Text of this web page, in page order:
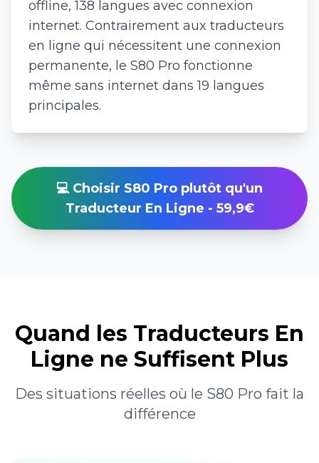
offline, 138 langues avec connexion
internet. Contrairement aux traducteurs
en ligne qui nécessitent une connexion
permanente, le S80 Pro fonctionne
même sans internet dans 19 langues
principales.
💻 Choisir S80 Pro plutôt qu'un
Traducteur En Ligne - 59,9€
Quand les Traducteurs En
Ligne ne Suffisent Plus
Des situations réelles où le S80 Pro fait la
différence